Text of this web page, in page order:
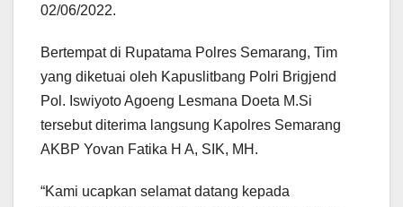
02/06/2022.
Bertempat di Rupatama Polres Semarang, Tim
yang diketuai oleh Kapuslitbang Polri Brigjend
Pol. Iswiyoto Agoeng Lesmana Doeta M.Si
tersebut diterima langsung Kapolres Semarang
AKBP Yovan Fatika H A, SIK, MH.
“Kami ucapkan selamat datang kepada